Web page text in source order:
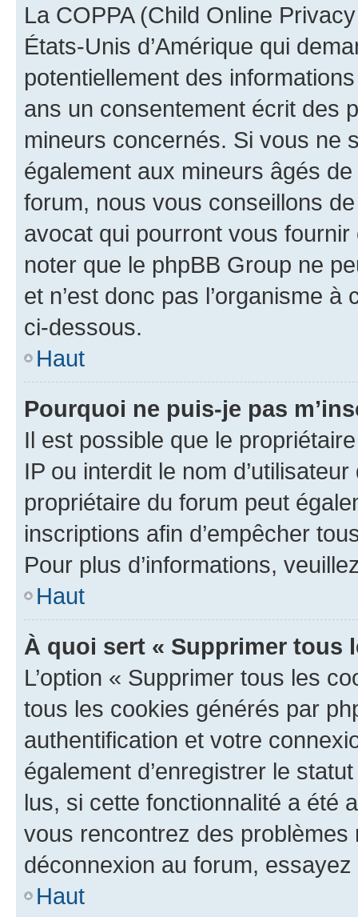
La COPPA (Child Online
États-Unis d’Amérique qui
potentiellement des
ans un consentement écrit des
mineurs concernés. Si vous ne
également aux mineurs âgés
forum, nous vous conseillons
avocat qui pourront vous
noter que le phpBB Group ne
et n’est donc pas l’organisme
ci-dessous.
Haut
Pourquoi ne puis-je pas
Il est possible que le
IP ou interdit le nom
propriétaire du forum peut
inscriptions afin d’empêcher
Pour plus d’informations,
Haut
À quoi sert « Supprimer tous
L’option « Supprimer tous les
tous les cookies générés par
authentification et votre
également d’enregistrer le
lus, si cette fonctionnalité a été
vous rencontrez des
déconnexion au forum,
Haut